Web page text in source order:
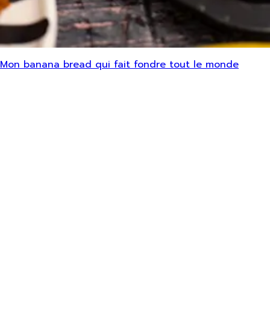
Mon banana bread qui fait fondre tout le monde